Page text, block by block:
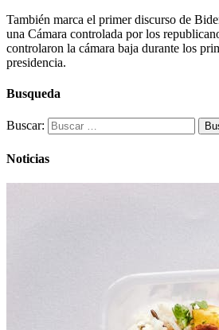
También marca el primer discurso de
una Cámara controlada por los
controlaron la cámara baja durante los
presidencia.
Busqueda
Buscar:
Noticias